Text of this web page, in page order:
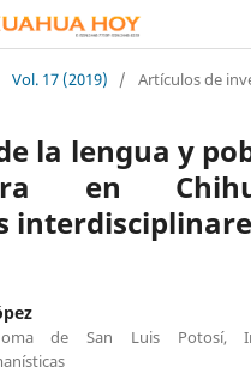
Vol. 17 (2019) / Artículos de
la lengua y
en
de San Luis Potosí,